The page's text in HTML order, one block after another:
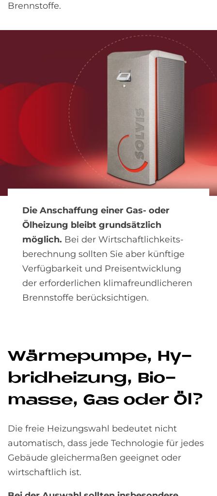
Brennstoffe.
Die Anschaffung einer Gas- oder
Ölheizung bleibt grundsätzlich
möglich. Bei der Wirtschaftlichkeits­
berech­nung sollten Sie aber künftige
Verfüg­barkeit und Preis­entwicklung
der erforder­lichen klima­freund­licheren
Brenn­stoffe berücksichtigen.
Wär­me­pum­pe, Hy­
brid­hei­zung, Bio­
mas­se, Gas oder Öl?
Die freie Heizungswahl bedeutet nicht
automatisch, dass jede Technologie für jedes
Gebäude gleichermaßen geeignet oder
wirtschaftlich ist.